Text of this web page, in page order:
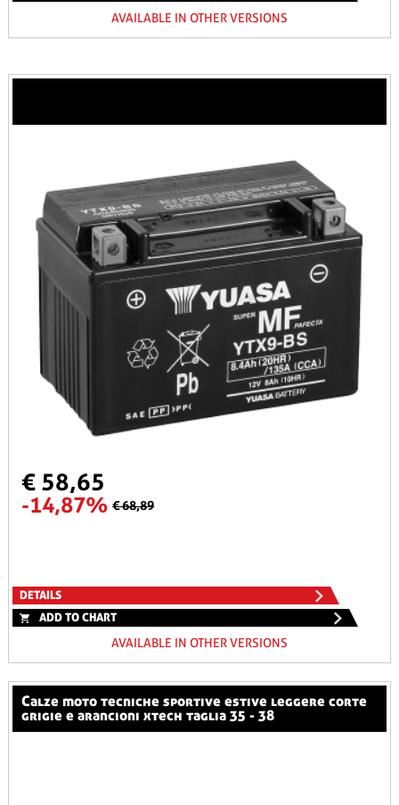
AVAILABLE IN OTHER VERSIONS
€ 58,65
-14,87% € 68,89
DETAILS
ADD TO CHART
AVAILABLE IN OTHER VERSIONS
calze moto tecniche sportive estive leggere corte
grigie e arancioni xtech taglia 35 - 38